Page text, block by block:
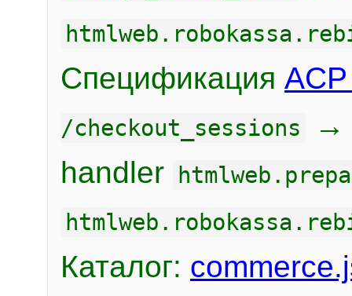
Спецификация
/checkout_sessions
handler
Каталог: